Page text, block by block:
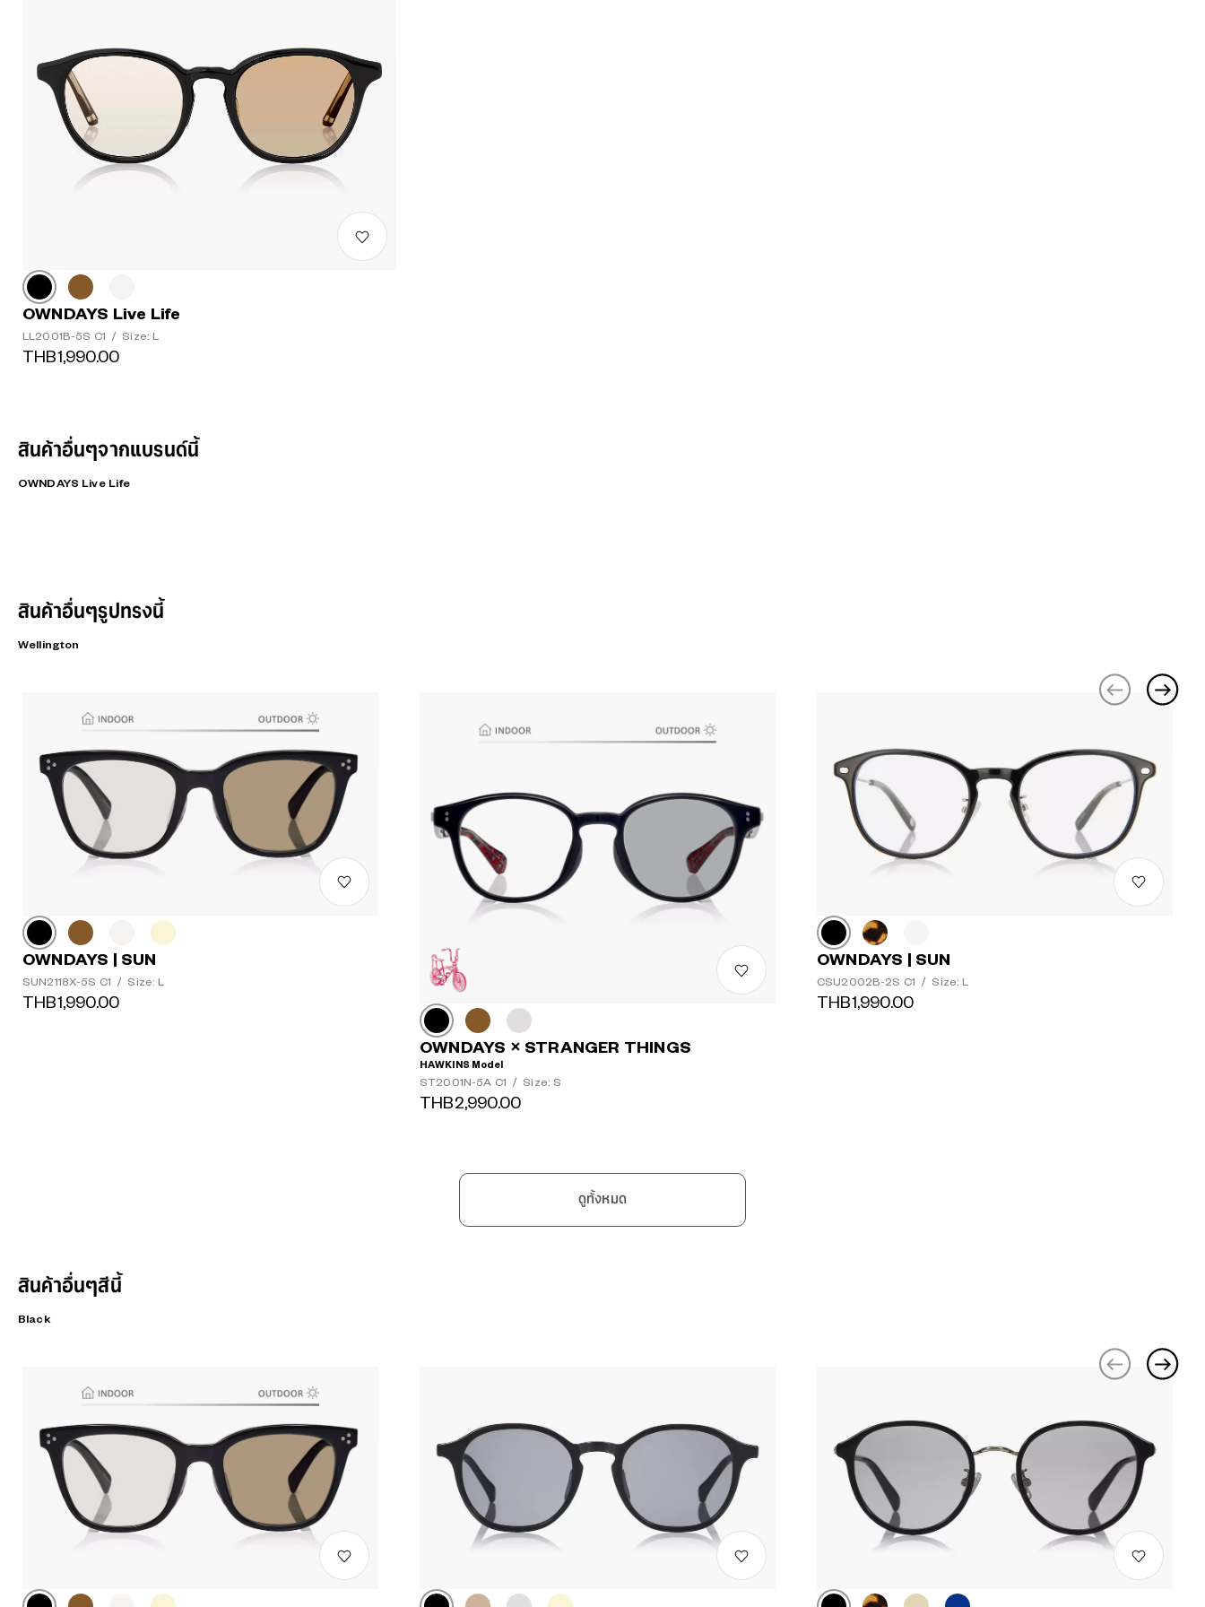
OWNDAYS Live Life
LL2001B-5S C1 / Size: L
THB1,990.00
สินค้าอื่นๆจากแบรนด์นี้
OWNDAYS Live Life
สินค้าอื่นๆรูปทรงนี้
Wellington
OWNDAYS | SUN
SUN2118X-5S C1 / Size: L
THB1,990.00
OWNDAYS × STRANGER THINGS
HAWKINS Model
ST2001N-5A C1 / Size: S
THB2,990.00
OWNDAYS | SUN
CSU2002B-2S C1 / Size: L
THB1,990.00
ดูทั้งหมด
สินค้าอื่นๆสีนี้
Black